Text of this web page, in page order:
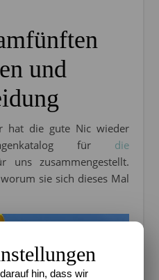
und
hat die gute Nic wieder
für die
uns zusammengestellt.
sie sich dieses Mal
hin, dass wir